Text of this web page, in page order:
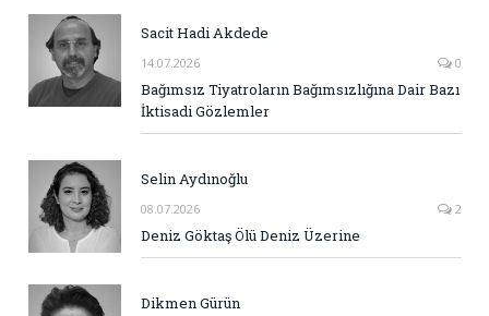
Sacit Hadi Akdede
14.07.2026 0
Bağımsız Tiyatroların Bağımsızlığına Dair Bazı
İktisadi Gözlemler
Selin Aydınoğlu
08.07.2026 2
Deniz Göktaş Ölü Deniz Üzerine
Dikmen Gürün